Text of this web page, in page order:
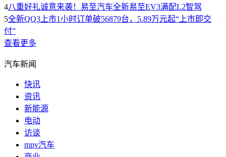
4八重好礼诚意来袭！易至汽车全新易至EV3满配L2智驾
5全新QQ3上市1小时订单破56879台，5.89万元起“上市即交
付”
查看更多
汽车新闻
快讯
资讯
新能源
电动
访谈
mpv汽车